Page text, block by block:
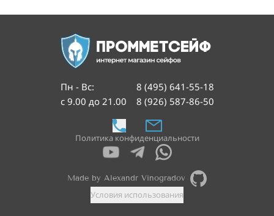
Пн - Вс:
с 9.00 до 21.00
8 (495) 641-55-18
8 (926) 587-86-50
Политика конфиденциальности
Условия использования
Made by Alexandr Vinogradov